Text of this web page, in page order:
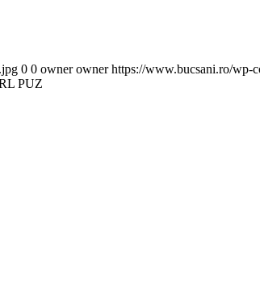
0 0 owner owner https://www.bucsani.ro/wp-
PUZ